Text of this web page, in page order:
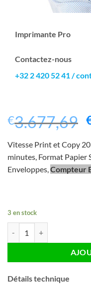
Imprimante Pro
Contactez-nous
+32 2 420 52 41/
€3.677,69
Vitesse Print et Copy 20
minutes, Format Papier
Enveloppes,Compteur
3 en stock
Détails technique